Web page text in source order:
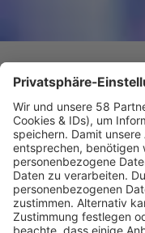
Tyga erfindet
Tyga hat sein neues
Statt
Rap setzt der US-
im Stil der 80er-